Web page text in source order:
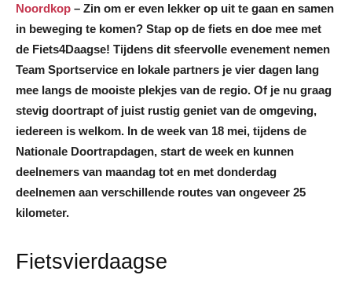
Noordkop – Zin om er even lekker op uit te gaan en samen
in beweging te komen? Stap op de fiets en doe mee met
de Fiets4Daagse! Tijdens dit sfeervolle evenement nemen
Team Sportservice en lokale partners je vier dagen lang
mee langs de mooiste plekjes van de regio. Of je nu graag
stevig doortrapt of juist rustig geniet van de omgeving,
iedereen is welkom. In de week van 18 mei, tijdens de
Nationale Doortrapdagen, start de week en kunnen
deelnemers van maandag tot en met donderdag
deelnemen aan verschillende routes van ongeveer 25
kilometer.
Fietsvierdaagse